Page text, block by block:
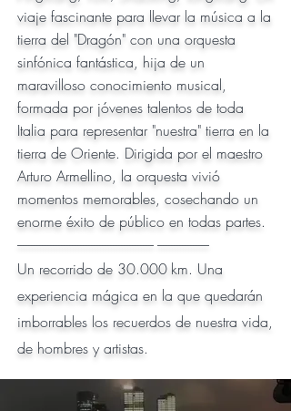
viaje fascinante para llevar la música a la
tierra del "Dragón" con una orquesta
sinfónica fantástica, hija de un
maravilloso conocimiento musical,
formada por jóvenes talentos de toda
Italia para representar "nuestra" tierra en la
tierra de Oriente. Dirigida por el maestro
Arturo Armellino, la orquesta vivió
momentos memorables, cosechando un
enorme éxito de público en todas partes.
-------------------------------------------------- -------------------
Un recorrido de 30.000 km. Una
experiencia mágica en la que quedarán
imborrables los recuerdos de nuestra vida,
de hombres y artistas.